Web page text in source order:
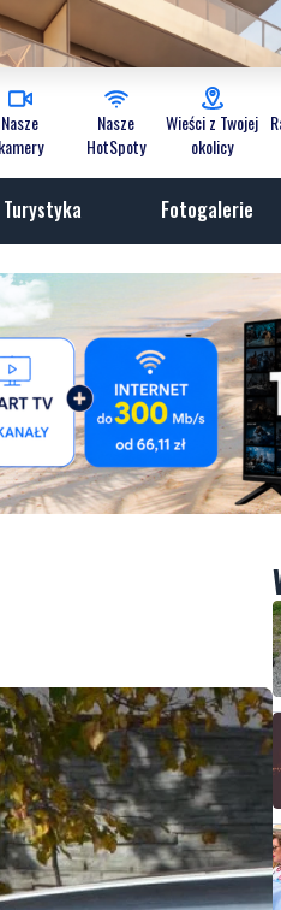
Nasze
kamery
Nasze
HotSpoty
Wieści z Twojej
okolicy
Turystyka Fotogalerie